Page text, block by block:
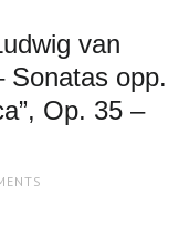
van
Sonatas opp.
Op. 35 –